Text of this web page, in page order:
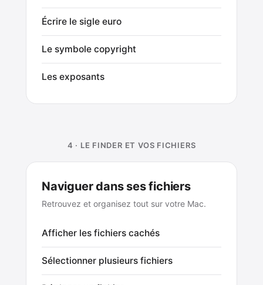
Écrire le sigle euro
Le symbole copyright
Les exposants
4 · LE FINDER ET VOS FICHIERS
Naviguer dans ses fichiers
Retrouvez et organisez tout sur votre Mac.
Afficher les fichiers cachés
Sélectionner plusieurs fichiers